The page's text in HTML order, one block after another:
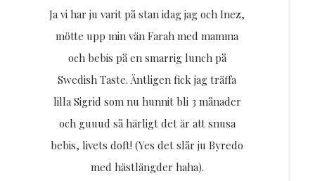
Ja vi har ju varit på stan idag jag och Inez,
mötte upp min vän Farah med mamma
och bebis på en smarrig lunch på
Swedish Taste. Äntligen fick jag träffa
lilla Sigrid som nu hunnit bli 3 månader
och guuud så härligt det är att snusa
bebis, livets doft! (Yes det slår ju Byredo
med hästlängder haha).